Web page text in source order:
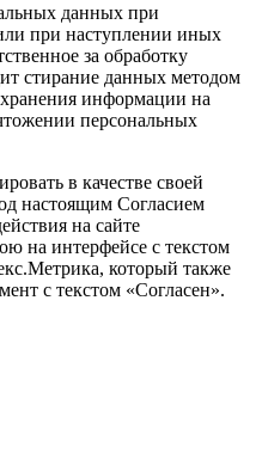
данных при
при наступлении иных
за обработку
стирание данных методом
информации на
персональных
в качестве своей
настоящим Согласием
на сайте
на интерфейсе с текстом
который также
с текстом «Согласен».